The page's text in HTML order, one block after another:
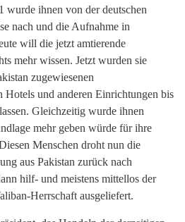
wurde ihnen von der deutschen
nach und die Aufnahme in
will die jetzt amtierende
mehr wissen. Jetzt wurden sie
zugewiesenen
und anderen Einrichtungen bis
Gleichzeitig wurde ihnen
mehr geben würde für ihre
Menschen droht nun die
aus Pakistan zurück nach
hilf- und meistens mittellos der
Herrschaft ausgeliefert.